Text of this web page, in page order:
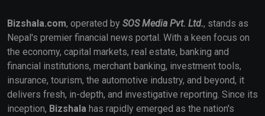
Bizshala.com, operated by SOS Media Pvt. Ltd., stands as
Nepal's premier financial news portal. With a keen focus on
the economy, capital markets, real estate, banking and
financial institutions, merchant banking, investment tools,
insurance, tourism, the automotive industry, and beyond, it
delivers fresh, in-depth, and investigative reporting. Since its
inception, Bizshala has rapidly emerged as the nation's